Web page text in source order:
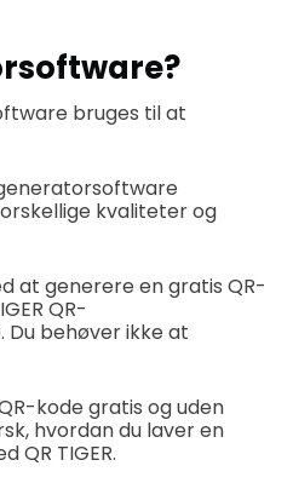
bruges til at
kvaliteter og
at generere en gratis QR-
QR-
behøver ikke at
kode gratis og uden
hvordan du laver en
QR TIGER.